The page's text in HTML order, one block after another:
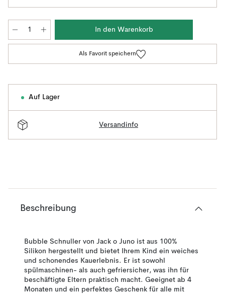
In den Warenkorb
Als Favorit speichern
Auf Lager
Versandinfo
Beschreibung
Bubble Schnuller von Jack o Juno ist aus 100%
Silikon hergestellt und bietet Ihrem Kind ein weiches
und schonendes Kauerlebnis. Er ist sowohl
spülmaschinen- als auch gefriersicher, was ihn für
beschäftigte Eltern praktisch macht. Geeignet ab 4
Monaten und ein perfektes Geschenk für alle mit